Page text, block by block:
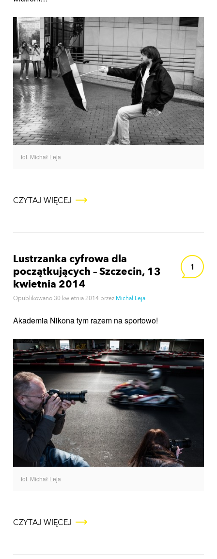
fot. Michał Leja
CZYTAJ WIĘCEJ
Lustrzanka cyfrowa dla
początkujących – Szczecin, 13
kwietnia 2014
Opublikowano 30 kwietnia 2014 przez Michał Leja
1
Akademia Nikona tym razem na sportowo!
fot. Michał Leja
CZYTAJ WIĘCEJ